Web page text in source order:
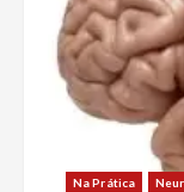
Na Prática